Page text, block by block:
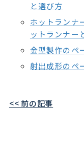
と選び方
ホットランナ
ットランナー
金型製作のペ
射出成形のペ
<< 前の記事